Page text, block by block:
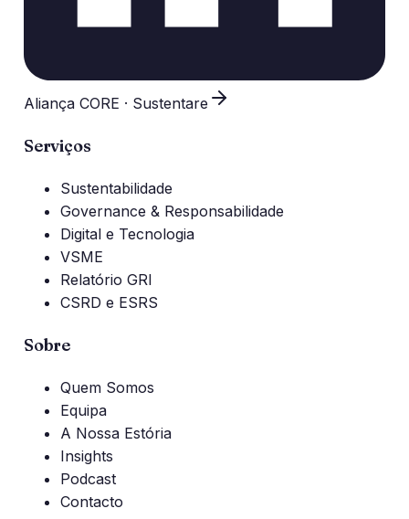
Aliança CORE · Sustentare
Serviços
Sustentabilidade
Governance & Responsabilidade
Digital e Tecnologia
VSME
Relatório GRI
CSRD e ESRS
Sobre
Quem Somos
Equipa
A Nossa Estória
Insights
Podcast
Contacto